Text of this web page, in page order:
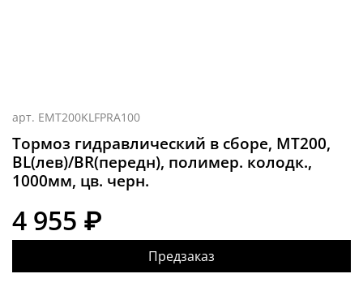
арт. EMT200KLFPRA100
Тормоз гидравлический в сборе, MT200,
BL(лев)/BR(передн), полимер. колодк.,
1000мм, цв. черн.
4 955 ₽
Предзаказ